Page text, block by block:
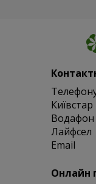
Київстар
Водафон
Лайфсел
Email
Онлайн